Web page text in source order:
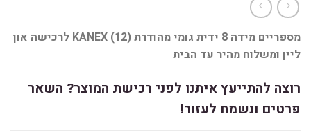
מספריים מידה 8 ידית גומי מהודרת KANEX (12) לרכישה און
ליין ומשלוח מהיר עד הבית
רוצה להתייעץ איתנו לפני רכישת המוצר? השאר
פרטים ונשמח לעזור!